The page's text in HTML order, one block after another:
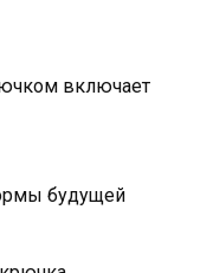
включает
будущей